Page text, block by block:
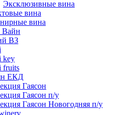
Эксклюзивные вина
вина
вина
Вайн
ВЗ
key
fruits
ЕКД
Гаясон
Гаясон п/у
Гаясон Новогодняя п/у